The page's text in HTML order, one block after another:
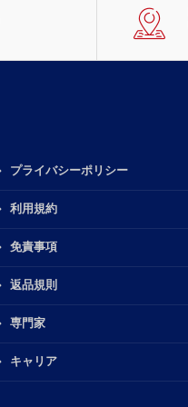
プライバシーポリシー
利用規約
免責事項
返品規則
専門家
キャリア